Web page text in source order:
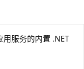
服务的内置 .NET